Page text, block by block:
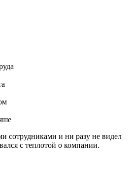
сотрудниками и ни разу не видел
с теплотой о компании.